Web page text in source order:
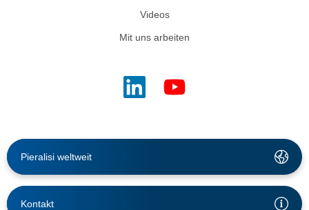
Videos
Mit uns arbeiten
Pieralisi weltweit
Kontakt